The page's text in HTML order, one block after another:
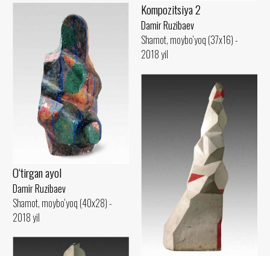
Kompozitsiya 2
Damir Ruzibaev
Shamot, moybo‘yoq (37x16) -
2018 yil
O‘tirgan ayol
Damir Ruzibaev
Shamot, moybo‘yoq (40x28) -
2018 yil